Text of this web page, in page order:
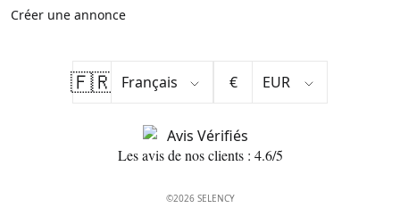
Créer une annonce
🇫🇷 €
Les avis de nos clients : 4.6/5
©2026 SELENCY